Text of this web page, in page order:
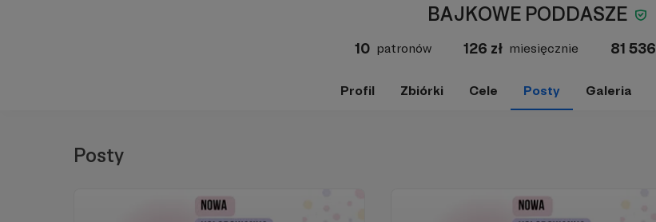
BAJKOWE PODDASZE
10 patronów 126 zł miesięcznie 81 536
Profil Zbiórki Cele Posty Galeria
Posty